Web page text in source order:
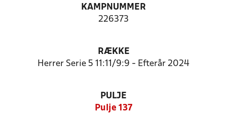
KAMPNUMMER
226373
RÆKKE
Herrer Serie 5 11:11/9:9 - Efterår 2024
PULJE
Pulje 137